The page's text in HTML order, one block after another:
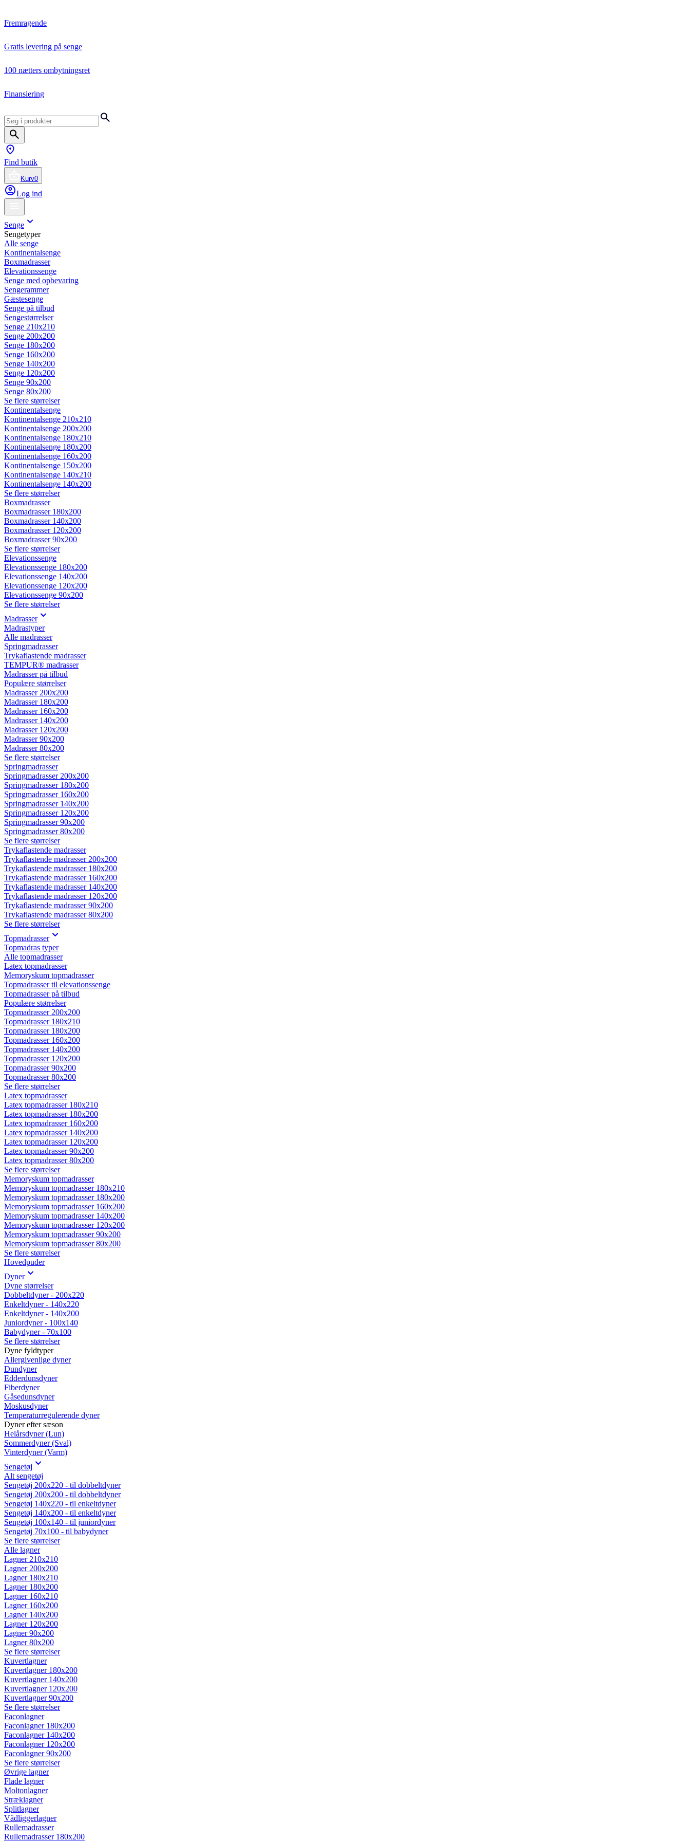
Fremragende
Gratis levering på senge
100 nætters ombytningsret
Finansiering
Find butik
Kurv0
Log ind
Senge
Sengetyper
Alle senge
Kontinentalsenge
Boxmadrasser
Elevationssenge
Senge med opbevaring
Sengerammer
Gæstesenge
Senge på tilbud
Sengestørrelser
Senge 210x210
Senge 200x200
Senge 180x200
Senge 160x200
Senge 140x200
Senge 120x200
Senge 90x200
Senge 80x200
Se flere størrelser
Kontinentalsenge
Kontinentalsenge 210x210
Kontinentalsenge 200x200
Kontinentalsenge 180x210
Kontinentalsenge 180x200
Kontinentalsenge 160x200
Kontinentalsenge 150x200
Kontinentalsenge 140x210
Kontinentalsenge 140x200
Se flere størrelser
Boxmadrasser
Boxmadrasser 180x200
Boxmadrasser 140x200
Boxmadrasser 120x200
Boxmadrasser 90x200
Se flere størrelser
Elevationssenge
Elevationssenge 180x200
Elevationssenge 140x200
Elevationssenge 120x200
Elevationssenge 90x200
Se flere størrelser
Madrasser
Madrastyper
Alle madrasser
Springmadrasser
Trykaflastende madrasser
TEMPUR® madrasser
Madrasser på tilbud
Populære størrelser
Madrasser 200x200
Madrasser 180x200
Madrasser 160x200
Madrasser 140x200
Madrasser 120x200
Madrasser 90x200
Madrasser 80x200
Se flere størrelser
Springmadrasser
Springmadrasser 200x200
Springmadrasser 180x200
Springmadrasser 160x200
Springmadrasser 140x200
Springmadrasser 120x200
Springmadrasser 90x200
Springmadrasser 80x200
Se flere størrelser
Trykaflastende madrasser
Trykaflastende madrasser 200x200
Trykaflastende madrasser 180x200
Trykaflastende madrasser 160x200
Trykaflastende madrasser 140x200
Trykaflastende madrasser 120x200
Trykaflastende madrasser 90x200
Trykaflastende madrasser 80x200
Se flere størrelser
Topmadrasser
Topmadras typer
Alle topmadrasser
Latex topmadrasser
Memoryskum topmadrasser
Topmadrasser til elevationssenge
Topmadrasser på tilbud
Populære størrelser
Topmadrasser 200x200
Topmadrasser 180x210
Topmadrasser 180x200
Topmadrasser 160x200
Topmadrasser 140x200
Topmadrasser 120x200
Topmadrasser 90x200
Topmadrasser 80x200
Se flere størrelser
Latex topmadrasser
Latex topmadrasser 180x210
Latex topmadrasser 180x200
Latex topmadrasser 160x200
Latex topmadrasser 140x200
Latex topmadrasser 120x200
Latex topmadrasser 90x200
Latex topmadrasser 80x200
Se flere størrelser
Memoryskum topmadrasser
Memoryskum topmadrasser 180x210
Memoryskum topmadrasser 180x200
Memoryskum topmadrasser 160x200
Memoryskum topmadrasser 140x200
Memoryskum topmadrasser 120x200
Memoryskum topmadrasser 90x200
Memoryskum topmadrasser 80x200
Se flere størrelser
Hovedpuder
Dyner
Dyne størrelser
Dobbeltdyner - 200x220
Enkeltdyner - 140x220
Enkeltdyner - 140x200
Juniordyner - 100x140
Babydyner - 70x100
Se flere størrelser
Dyne fyldtyper
Allergivenlige dyner
Dundyner
Edderdunsdyner
Fiberdyner
Gåsedunsdyner
Moskusdyner
Temperaturregulerende dyner
Dyner efter sæson
Helårsdyner (Lun)
Sommerdyner (Sval)
Vinterdyner (Varm)
Sengetøj
Alt sengetøj
Sengetøj 200x220 - til dobbeltdyner
Sengetøj 200x200 - til dobbeltdyner
Sengetøj 140x220 - til enkeltdyner
Sengetøj 140x200 - til enkeltdyner
Sengetøj 100x140 - til juniordyner
Sengetøj 70x100 - til babydyner
Se flere størrelser
Alle lagner
Lagner 210x210
Lagner 200x200
Lagner 180x210
Lagner 180x200
Lagner 160x210
Lagner 160x200
Lagner 140x200
Lagner 120x200
Lagner 90x200
Lagner 80x200
Se flere størrelser
Kuvertlagner
Kuvertlagner 180x200
Kuvertlagner 140x200
Kuvertlagner 120x200
Kuvertlagner 90x200
Se flere størrelser
Faconlagner
Faconlagner 180x200
Faconlagner 140x200
Faconlagner 120x200
Faconlagner 90x200
Se flere størrelser
Øvrige lagner
Flade lagner
Moltonlagner
Stræklagner
Splitlagner
Vådliggerlagner
Rullemadrasser
Rullemadrasser 180x200